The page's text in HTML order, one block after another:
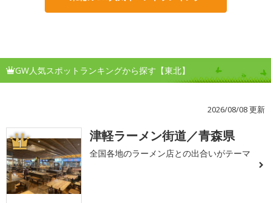
GW人気スポットランキングから探す【東北】
2026/08/08 更新
1 津軽ラーメン街道／青森県
全国各地のラーメン店との出合いがテーマ